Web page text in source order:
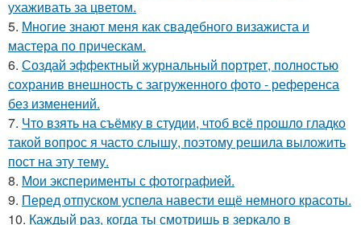
ухаживать за цветом.
5. Многие знают меня как свадебного визажиста и
мастера по прическам.
6. Создай эффектный журнальный портрет, полностью
сохранив внешность с загруженного фото - референса
без изменений.
7. Что взять на съёмку в студии, чтоб всё прошло гладко
такой вопрос я часто слышу, поэтому решила выложить
пост на эту тему.
8. Мои эксперименты с фотографией.
9. Перед отпуском успела навести ещё немного красоты.
10. Каждый раз, когда ты смотришь в зеркало в